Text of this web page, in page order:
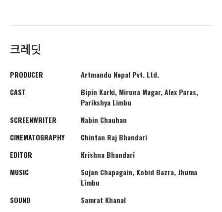
크레딧
PRODUCER
Artmandu Nepal Pvt. Ltd.
CAST
Bipin Karki, Miruna Magar, Alex Paras,
Parikshya Limbu
SCREENWRITER
Nabin Chauhan
CINEMATOGRAPHY
Chintan Raj Bhandari
EDITOR
Krishna Bhandari
MUSIC
Sujan Chapagain, Kobid Bazra, Jhuma
Limbu
SOUND
Samrat Khanal